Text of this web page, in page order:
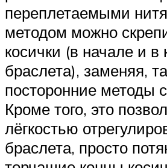
переплетаемыми
методом можно
косички (в начале и в
браслета), заменяя,
посторонние методы
Кроме того, это
лёгкостью
браслета, просто